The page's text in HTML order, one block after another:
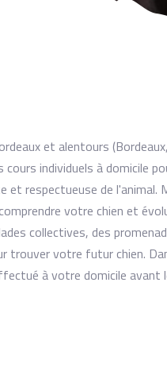
et alentours
individuels à domicile
et respectueuse de
votre chien et
collectives, des
trouver votre futur chien.
à votre domicile